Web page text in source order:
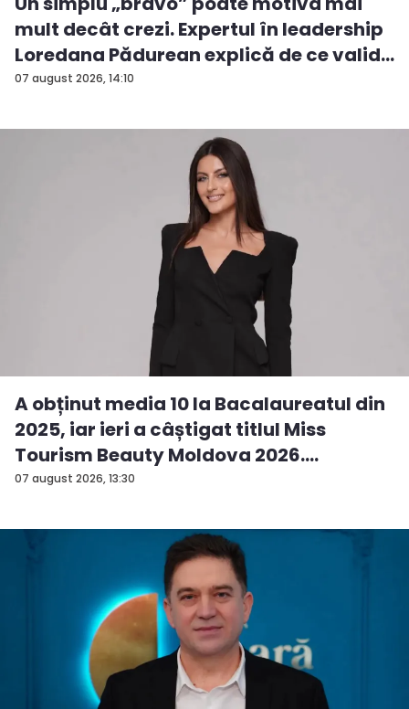
07 august 2026, 14:10
mult decât crezi. Expertul în leadership
Loredana Pădurean explică de ce valid...
07 august 2026, 13:30
A obținut media 10 la Bacalaureatul din
2025, iar ieri a câștigat titlul Miss
Tourism Beauty Moldova 2026.
Andreea...